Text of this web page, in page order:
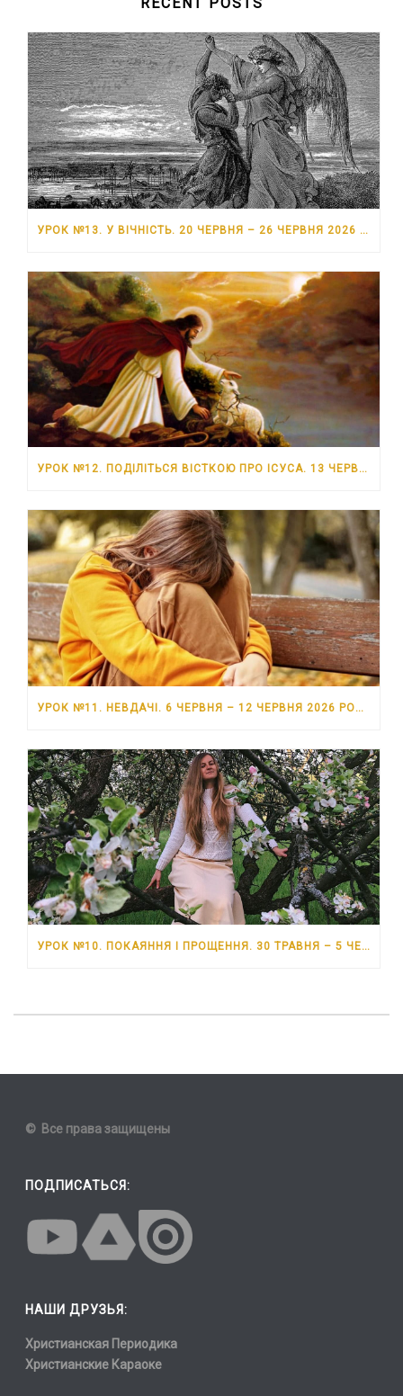
УРОК №13. У ВІЧНІСТЬ. 20 ЧЕРВНЯ – 26 ЧЕРВНЯ 2026 РОКУ
УРОК №12. ПОДІЛІТЬСЯ ВІСТКОЮ ПРО ІСУСА. 13 ЧЕРВНЯ – 19 ЧЕРВНЯ 2026 РОКУ
УРОК №11. НЕВДАЧІ. 6 ЧЕРВНЯ – 12 ЧЕРВНЯ 2026 РОКУ
УРОК №10. ПОКАЯННЯ І ПРОЩЕННЯ. 30 ТРАВНЯ – 5 ЧЕРВНЯ 2026 РОКУ
© Все права защищены
ПОДПИСАТЬСЯ:
НАШИ ДРУЗЬЯ:
Христианская Периодика
Христианские Караоке